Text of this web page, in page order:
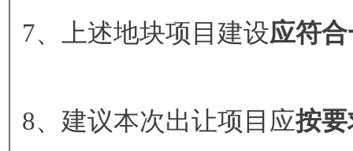
7、上述地块项目建设应符
8、建议本次出让项目应按